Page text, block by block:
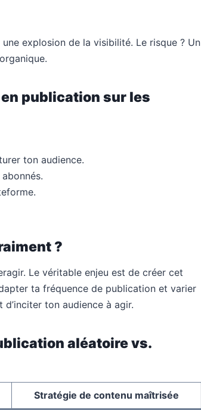
explosion de la visibilité. Le risque ? Un
publication sur les
ton audience.
?
Le véritable enjeu est de créer cet
ta fréquence de publication et varier
ton audience à agir.
aléatoire vs.
Stratégie de contenu maîtrisée